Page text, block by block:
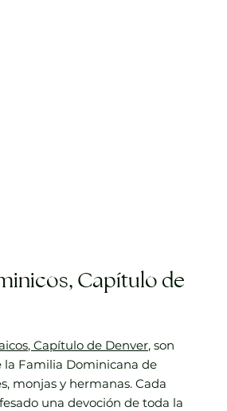
Capítulo de
Capítulo de Denver, son
Familia Dominicana de
monjas y hermanas. Cada
una devoción de toda la